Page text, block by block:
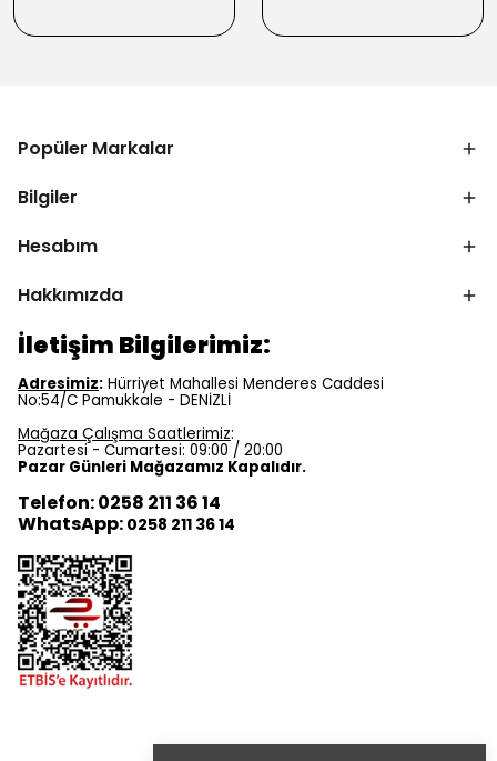
Popüler Markalar
Bilgiler
Hesabım
Hakkımızda
İletişim Bilgilerimiz:
Adresimiz: Hürriyet Mahallesi Menderes Caddesi
No:54/C Pamukkale - DENİZLİ
Mağaza Çalışma Saatlerimiz:
Pazartesi - Cumartesi: 09:00 / 20:00
Pazar Günleri Mağazamız Kapalıdır.
Telefon: 0258 211 36 14
WhatsApp: 0258 211 36 14